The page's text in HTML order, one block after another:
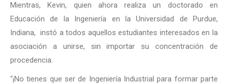
Mientras, Kevin, quien ahora realiza un doctorado en
Educación de la Ingeniería en la Universidad de Purdue,
Indiana, instó a todos aquellos estudiantes interesados en la
asociación a unirse, sin importar su concentración de
procedencia.
“¡No tienes que ser de Ingeniería Industrial para formar parte